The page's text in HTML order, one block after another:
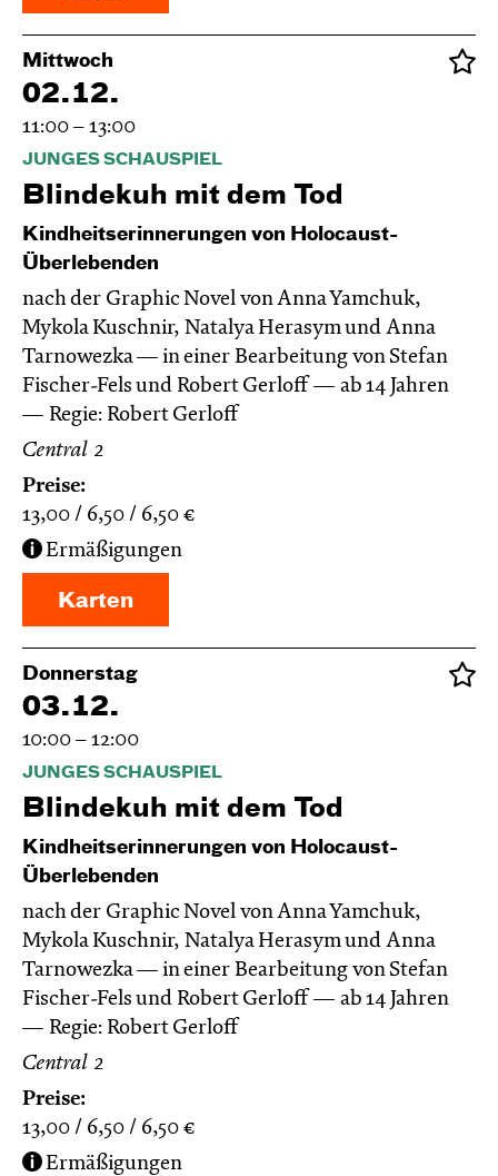
Mittwoch
02.12.
11:00 – 13:00
JUNGES SCHAUSPIEL
Blinde­kuh mit dem Tod
Kindheitserinnerungen von Holocaust-
Überlebenden
nach der Graphic Novel von Anna Yamchuk,
Mykola Kuschnir, Natalya Herasym und Anna
Tarnowezka — in einer Bearbeitung von Stefan
Fischer-Fels und Robert Gerloff
ab 14 Jahren
Regie: Robert Gerloff
Central 2
Preise:
13,00
6,50 6,50 €
Ermäßigungen
Karten
Donnerstag
03.12.
10:00 – 12:00
JUNGES SCHAUSPIEL
Blinde­kuh mit dem Tod
Kindheitserinnerungen von Holocaust-
Überlebenden
nach der Graphic Novel von Anna Yamchuk,
Mykola Kuschnir, Natalya Herasym und Anna
Tarnowezka — in einer Bearbeitung von Stefan
Fischer-Fels und Robert Gerloff
ab 14 Jahren
Regie: Robert Gerloff
Central 2
Preise:
13,00
6,50 6,50 €
Ermäßigungen